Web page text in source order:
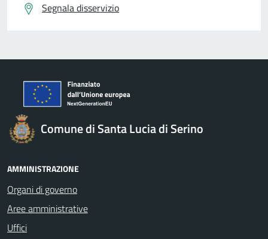
Segnala disservizio
Comune di Santa Lucia di Serino
AMMINISTRAZIONE
Organi di governo
Aree amministrative
Uffici